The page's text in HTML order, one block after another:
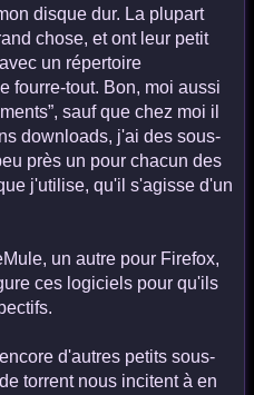
disque dur. La plupart
chose, et ont leur petit
un répertoire
fourre-tout. Bon, moi aussi
sauf que chez moi il
downloads, j'ai des sous-
près un pour chacun des
j'utilise, qu'il s'agisse d'un
un autre pour Firefox,
ces logiciels pour qu'ils
d'autres petits sous-
torrent nous incitent à en